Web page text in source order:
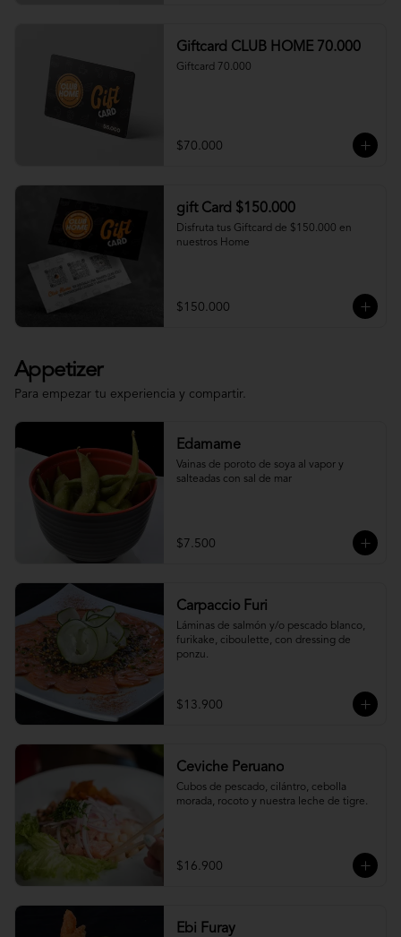
Giftcard CLUB HOME 70.000
Giftcard 70.000
$70.000
gift Card $150.000
Disfruta tus Giftcard de $150.000 en
nuestros Home
$150.000
Appetizer
Para empezar tu experiencia y compartir.
Edamame
Vainas de poroto de soya al vapor y
salteadas con sal de mar
$7.500
Carpaccio Furi
Láminas de salmón y/o pescado blanco,
furikake, ciboulette, con dressing de
ponzu.
$13.900
Ceviche Peruano
Cubos de pescado, cilántro, cebolla
morada, rocoto y nuestra leche de tigre.
$16.900
Ebi Furay